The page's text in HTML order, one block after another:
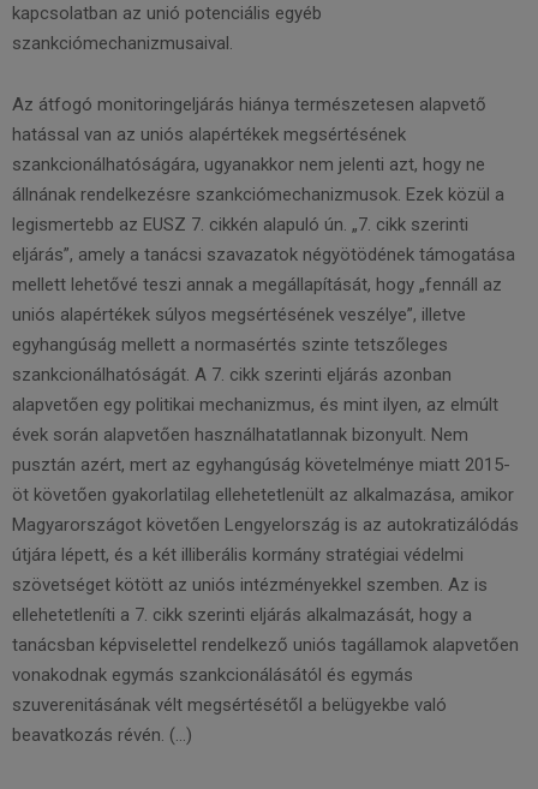
kapcsolatban az unió potenciális egyéb
szankciómechanizmusaival.
Az átfogó monitoringeljárás hiánya természetesen alapvető
hatással van az uniós alapértékek megsértésének
szankcionálhatóságára, ugyanakkor nem jelenti azt, hogy ne
állnának rendelkezésre szankciómechanizmusok. Ezek közül a
legismertebb az EUSZ 7. cikkén alapuló ún. „7. cikk szerinti
eljárás”, amely a tanácsi szavazatok négyötödének támogatása
mellett lehetővé teszi annak a megállapítását, hogy „fennáll az
uniós alapértékek súlyos megsértésének veszélye”, illetve
egyhangúság mellett a normasértés szinte tetszőleges
szankcionálhatóságát. A 7. cikk szerinti eljárás azonban
alapvetően egy politikai mechanizmus, és mint ilyen, az elmúlt
évek során alapvetően használhatatlannak bizonyult. Nem
pusztán azért, mert az egyhangúság követelménye miatt 2015-
öt követően gyakorlatilag ellehetetlenült az alkalmazása, amikor
Magyarországot követően Lengyelország is az autokratizálódás
útjára lépett, és a két illiberális kormány stratégiai védelmi
szövetséget kötött az uniós intézményekkel szemben. Az is
ellehetetleníti a 7. cikk szerinti eljárás alkalmazását, hogy a
tanácsban képviselettel rendelkező uniós tagállamok alapvetően
vonakodnak egymás szankcionálásától és egymás
szuverenitásának vélt megsértésétől a belügyekbe való
beavatkozás révén. (…)